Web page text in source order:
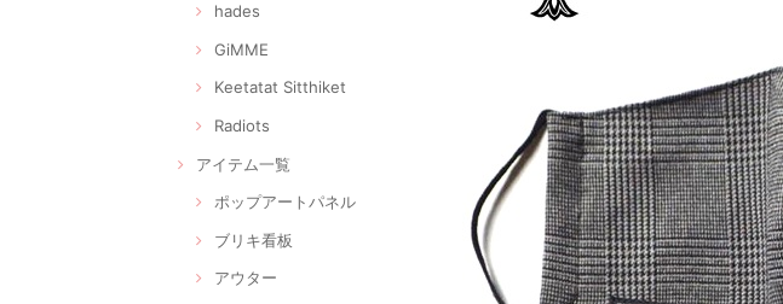
hades
GiMME
Keetatat Sitthiket
Radiots
アイテム一覧
ポップアートパネル
ブリキ看板
アウター